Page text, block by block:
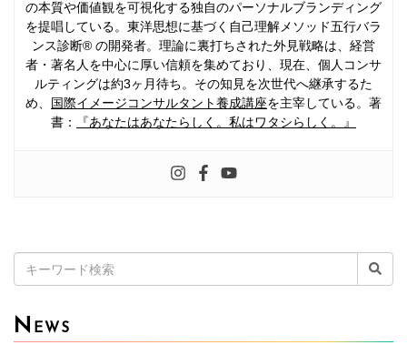
の本質や価値観を可視化する独自のパーソナルブランディング
を提唱している。東洋思想に基づく自己理解メソッド五行バラ
ンス診断® の開発者。理論に裏打ちされた外見戦略は、経営
者・著名人を中心に厚い信頼を集めており、現在、個人コンサ
ルティングは約3ヶ月待ち。その知見を次世代へ継承するた
め、 国際イメージコンサルタント養成講座を主宰している。著
書：
『あなたはあなたらしく。私はワタシらしく。』
索:
N EWS